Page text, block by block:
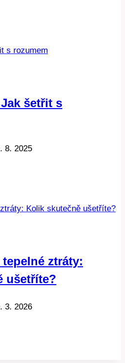
šetřit s
8. 2025
ztráty:
ušetříte?
3. 2026